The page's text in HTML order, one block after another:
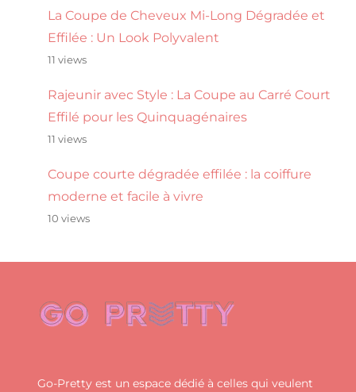
La Coupe de Cheveux Mi-Long Dégradée et
Effilée : Un Look Polyvalent
11 views
Rajeunir avec Style : La Coupe au Carré Court
Effilé pour les Quinquagénaires
11 views
Coupe courte dégradée effilée : la coiffure
moderne et facile à vivre
10 views
Go-Pretty est un espace dédié à celles qui veulent